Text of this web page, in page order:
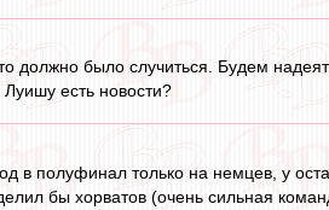
должно было случиться. Будем
есть новости?
в полуфинал только на немцев, у
бы хорватов (очень сильная